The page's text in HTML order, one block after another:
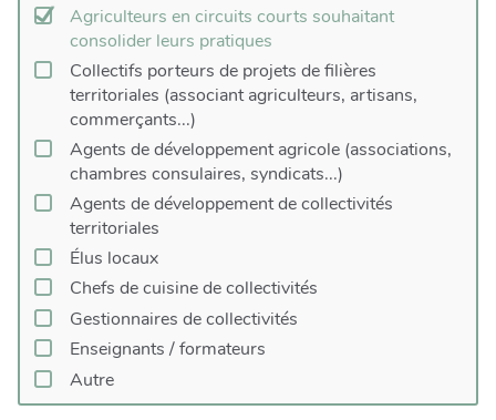
Agriculteurs en circuits courts souhaitant
consolider leurs pratiques
Collectifs porteurs de projets de filières
territoriales (associant agriculteurs, artisans,
commerçants...)
Agents de développement agricole (associations,
chambres consulaires, syndicats...)
Agents de développement de collectivités
territoriales
Élus locaux
Chefs de cuisine de collectivités
Gestionnaires de collectivités
Enseignants / formateurs
Autre